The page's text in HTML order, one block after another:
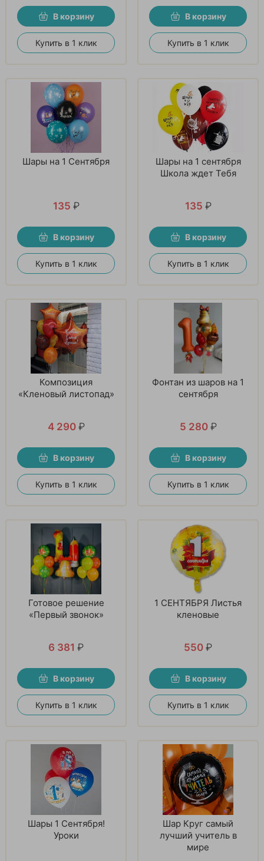
В корзину
Купить в 1 клик
В корзину
Купить в 1 клик
Шары на 1 Сентября
135 ₽
В корзину
Купить в 1 клик
Шары на 1 сентября
Школа ждет Тебя
135 ₽
В корзину
Купить в 1 клик
Композиция
«Кленовый листопад»
4 290 ₽
В корзину
Купить в 1 клик
Фонтан из шаров на 1
сентября
5 280 ₽
В корзину
Купить в 1 клик
Готовое решение
«Первый звонок»
6 381 ₽
В корзину
Купить в 1 клик
1 СЕНТЯБРЯ Листья
кленовые
550 ₽
В корзину
Купить в 1 клик
Шары 1 Сентября!
Уроки
Шар Круг самый
лучший учитель в
мире